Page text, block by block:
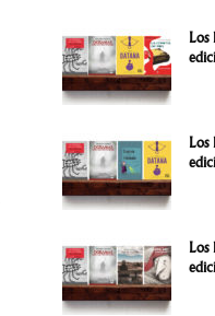
Los
Los
Los